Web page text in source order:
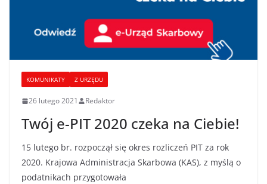
KOMUNIKATY Z URZĘDU
26 lutego 2021 Redaktor
Twój e-PIT 2020 czeka na Ciebie!
15 lutego br. rozpoczął się okres rozliczeń PIT za rok
2020. Krajowa Administracja Skarbowa (KAS), z myślą o
podatnikach przygotowała